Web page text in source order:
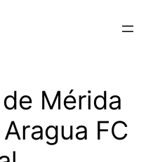
Mérida
FC